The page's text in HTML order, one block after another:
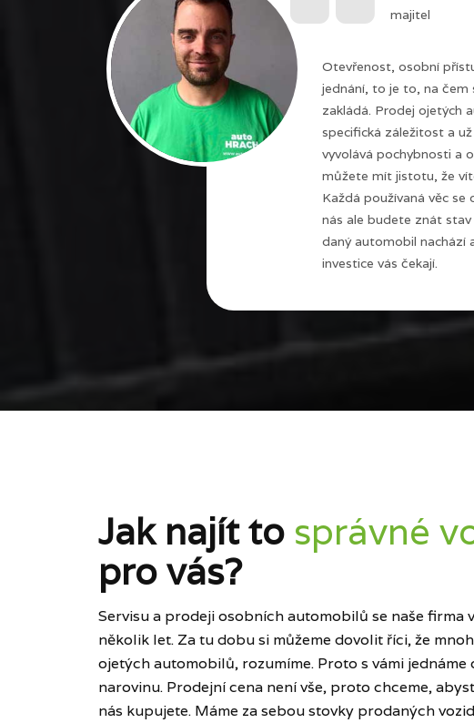
majitel
Otevřenost, osobní
jednání, to je to, na čem
zakládá. Prodej ojetých
specifická záležitost a
vyvolává pochybnosti a
můžete mít jistotu, že
Každá používaná věc se
nás ale budete znát stav
daný automobil nachází
investice vás čekají.
Jak najít to správné
pro vás?
Servisu a prodeji osobních automobilů se naše firma
několik let. Za tu dobu si můžeme dovolit říci, že
ojetých automobilů, rozumíme. Proto s vámi jednáme
narovinu. Prodejní cena není vše, proto chceme,
nás kupujete. Máme za sebou stovky prodaných